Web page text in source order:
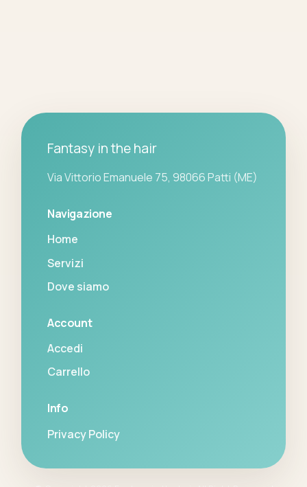
Fantasy in the hair
Via Vittorio Emanuele 75, 98066 Patti (ME)
Navigazione
Home
Servizi
Dove siamo
Account
Accedi
Carrello
Info
Privacy Policy